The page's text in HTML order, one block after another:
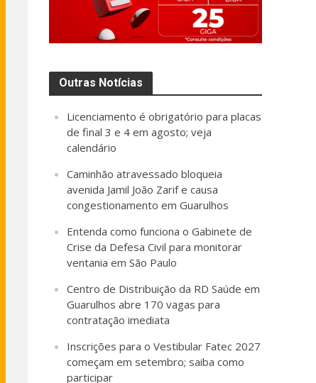
Outras Notícias
Licenciamento é obrigatório para placas
de final 3 e 4 em agosto; veja
calendário
Caminhão atravessado bloqueia
avenida Jamil João Zarif e causa
congestionamento em Guarulhos
Entenda como funciona o Gabinete de
Crise da Defesa Civil para monitorar
ventania em São Paulo
Centro de Distribuição da RD Saúde em
Guarulhos abre 170 vagas para
contratação imediata
Inscrições para o Vestibular Fatec 2027
começam em setembro; saiba como
participar